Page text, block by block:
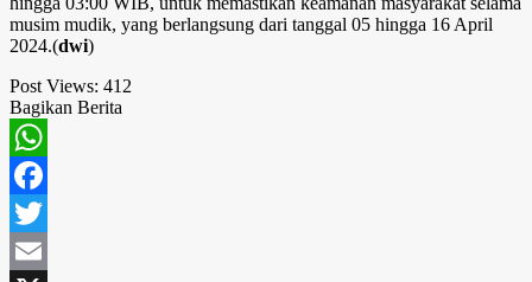
musim mudik, yang berlangsung dari tanggal 05 hingga 16 April
2024.(dwi)
Post Views: 412
Bagikan Berita
WhatsApp
Facebook
Twitter